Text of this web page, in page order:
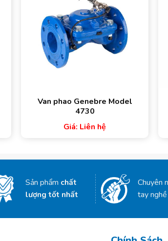
Van phao Genebre Model
4730
Giá: Liên hệ
Sản phẩm chất
lượng tốt nhất
Chuyên
tay